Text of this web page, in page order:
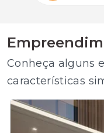
Conheça alguns
características